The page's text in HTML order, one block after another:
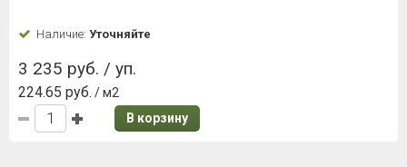
Наличие: Уточняйте
3 235 руб. / уп.
224.65 руб. / м2
В корзину